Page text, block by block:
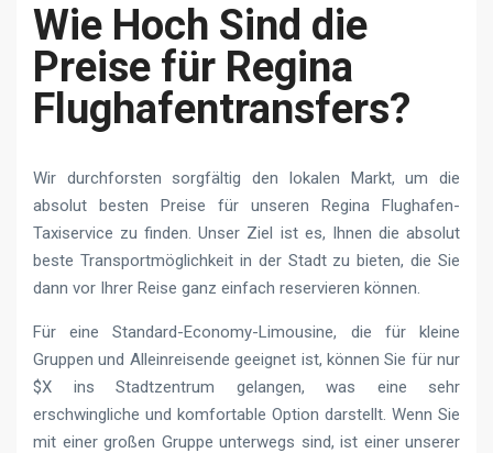
Wie Hoch Sind die
Preise für Regina
Flughafentransfers?
Wir durchforsten sorgfältig den lokalen Markt, um die
absolut besten Preise für unseren Regina Flughafen-
Taxiservice zu finden. Unser Ziel ist es, Ihnen die absolut
beste Transportmöglichkeit in der Stadt zu bieten, die Sie
dann vor Ihrer Reise ganz einfach reservieren können.
Für eine Standard-Economy-Limousine, die für kleine
Gruppen und Alleinreisende geeignet ist, können Sie für nur
$X ins Stadtzentrum gelangen, was eine sehr
erschwingliche und komfortable Option darstellt. Wenn Sie
mit einer großen Gruppe unterwegs sind, ist einer unserer